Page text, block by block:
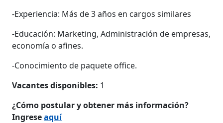
-Experiencia: Más de 3 años en cargos similares
-Educación: Marketing, Administración de empresas,
economía o afines.
-Conocimiento de paquete office.
Vacantes disponibles: 1
¿Cómo postular y obtener más información?
Ingreseaquí